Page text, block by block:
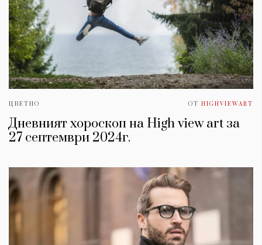
ЦВЕТНО ОТ HIGHVIEWART
Дневният хороскоп на High view art за
27 септември 2024г.